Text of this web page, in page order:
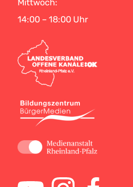
Mittwoch:
14:00 – 18:00 Uhr